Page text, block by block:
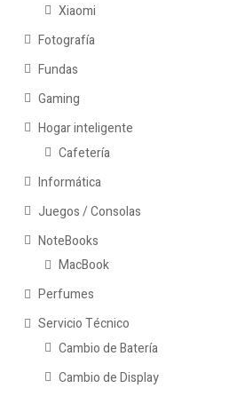
Xiaomi
Fotografía
Fundas
Gaming
Hogar inteligente
Cafetería
Informática
Juegos / Consolas
NoteBooks
MacBook
Perfumes
Servicio Técnico
Cambio de Batería
Cambio de Display